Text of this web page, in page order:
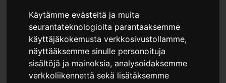
Käytämme evästeitä ja muita
seurantateknologioita parantaaksemme
käyttäjäkokemusta verkkosivustollamme,
näyttääksemme sinulle personoituja
sisältöjä ja mainoksia, analysoidaksemme
verkkoliikennettä sekä lisätäksemme